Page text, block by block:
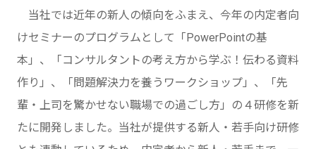
当社では近年の新人の傾向をふまえ、今年の内定者向
けセミナーのプログラムとして「PowerPointの基
本」、「コンサルタントの考え方から学ぶ！伝わる資料
作り」、「問題解決力を養うワークショップ」、「先
輩・上司を驚かせない職場での過ごし方」の４研修を新
たに開発しました。当社が提供する新人・若手向け研修